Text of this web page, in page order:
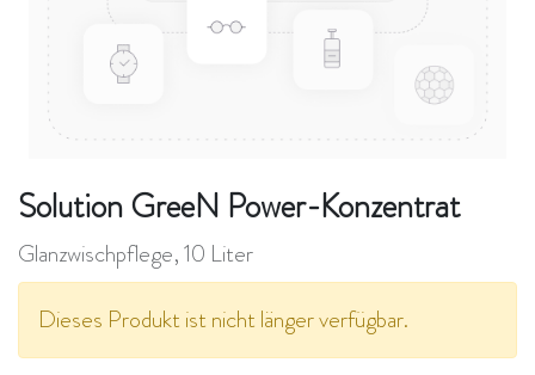
Solution GreeN Power-Konzentrat
Glanzwischpflege, 10 Liter
Dieses Produkt ist nicht länger verfügbar.